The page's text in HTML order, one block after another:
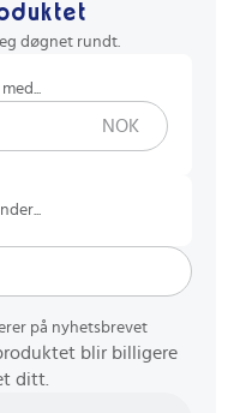
døgnet rundt.
NOK
på nyhetsbrevet
blir billigere
ditt.